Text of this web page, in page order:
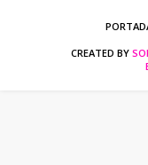
CREATED BY